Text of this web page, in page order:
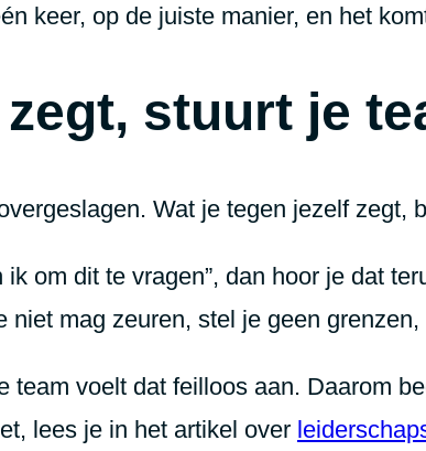
keer, op de juiste manier, en het
stuurt je
Wat je tegen jezelf zegt,
om dit te vragen”, dan hoor je dat
mag zeuren, stel je geen
voelt dat feilloos aan. Daarom
lees je in het artikel over